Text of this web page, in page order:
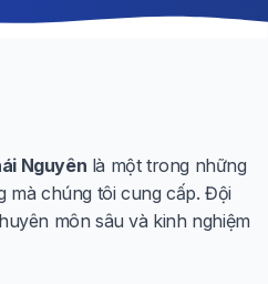
Nguyên là một trong những
mà chúng tôi cung cấp. Đội
môn sâu và kinh nghiệm